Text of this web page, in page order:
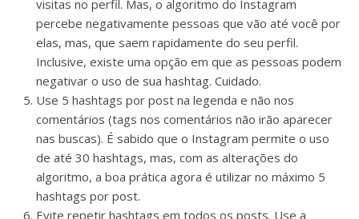
visitas no perfil. Mas, o algoritmo do Instagram
percebe negativamente pessoas que vão até você por
elas, mas, que saem rapidamente do seu perfil.
Inclusive, existe uma opção em que as pessoas podem
negativar o uso de sua hashtag. Cuidado.
Use 5 hashtags por post na legenda e não nos
comentários (tags nos comentários não irão aparecer
nas buscas). É sabido que o Instagram permite o uso
de até 30 hashtags, mas, com as alterações do
algoritmo, a boa prática agora é utilizar no máximo 5
hashtags por post.
Evite repetir hashtags em todos os posts. Use a